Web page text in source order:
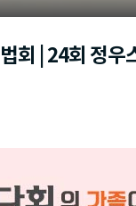
회 | 24회 정